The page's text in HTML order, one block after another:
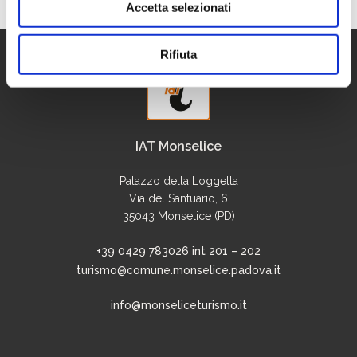
Accetta selezionati
Rifiuta
IAT Monselice
Palazzo della Loggetta
Via del Santuario, 6
35043 Monselice (PD)
+39 0429 783026 int 201 – 202
turismo@comune.monselice.padova.it
info@monseliceturismo.it